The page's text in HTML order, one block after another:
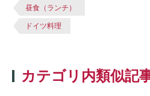
昼食（ランチ）
ドイツ料理
カテゴリ内類似記